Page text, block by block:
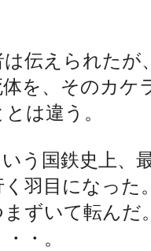
伝えられた
を、そのカ
は違う。
う国鉄史上、
羽目になっ
ずいて転んだ
・。